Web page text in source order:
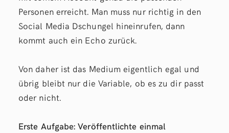
Personen erreicht. Man muss nur richtig in den
Social Media Dschungel hineinrufen, dann
kommt auch ein Echo zurück.
Von daher ist das Medium eigentlich egal und
übrig bleibt nur die Variable, ob es zu dir passt
oder nicht.
Erste Aufgabe: Veröffentlichte einmal